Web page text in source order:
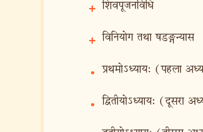
+ शिवपूजनविधि
+ विनियोग तथा षडङ्गन्यास
• प्रथमोऽध्याय: (पहला
• द्वितीयोऽध्याय: (दूसरा